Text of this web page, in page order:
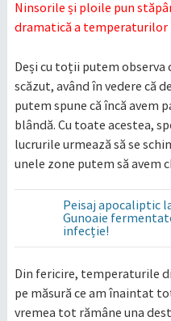
Deși cu toții putem
scăzut, având în vedere că
putem spune că încă avem
blândă. Cu toate acestea,
lucrurile urmează să se
unele zone putem să avem
Peisaj apocaliptic
Gunoaie
infecție!
Din fericire, temperaturile
pe măsură ce am înaintat
vremea tot rămâne una